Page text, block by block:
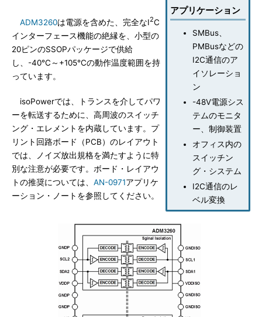
アプリケーション
SMBus、
PMBusなどの
I2C通信のア
イソレーショ
ン
-48V電源シス
テムのモニタ
ー、制御装置
オフィス内の
スイッチン
グ・システム
I2C通信のレ
ベル変換
ADM3260は電源を含めた、完全なI2C
インターフェース機能の絶縁を、小型の
20ピンのSSOPパッケージで供給
し、-40℃～+105℃の動作温度範囲を持
っています。
isoPowerでは、トランスを介してパワ
ーを転送するために、高周波のスイッチ
ング・エレメントを内蔵しています。プ
リント回路ボード（PCB）のレイアウト
では、ノイズ放出規格を満たすように特
別な注意が必要です。ボード・レイアウ
トの推奨については、 AN-0971アプリケ
ーション・ノートを参照してください。